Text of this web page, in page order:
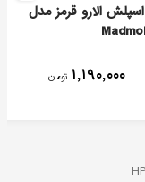
الارو قرمز مدل
۱,۱۹۰,۰۰۰ تومان